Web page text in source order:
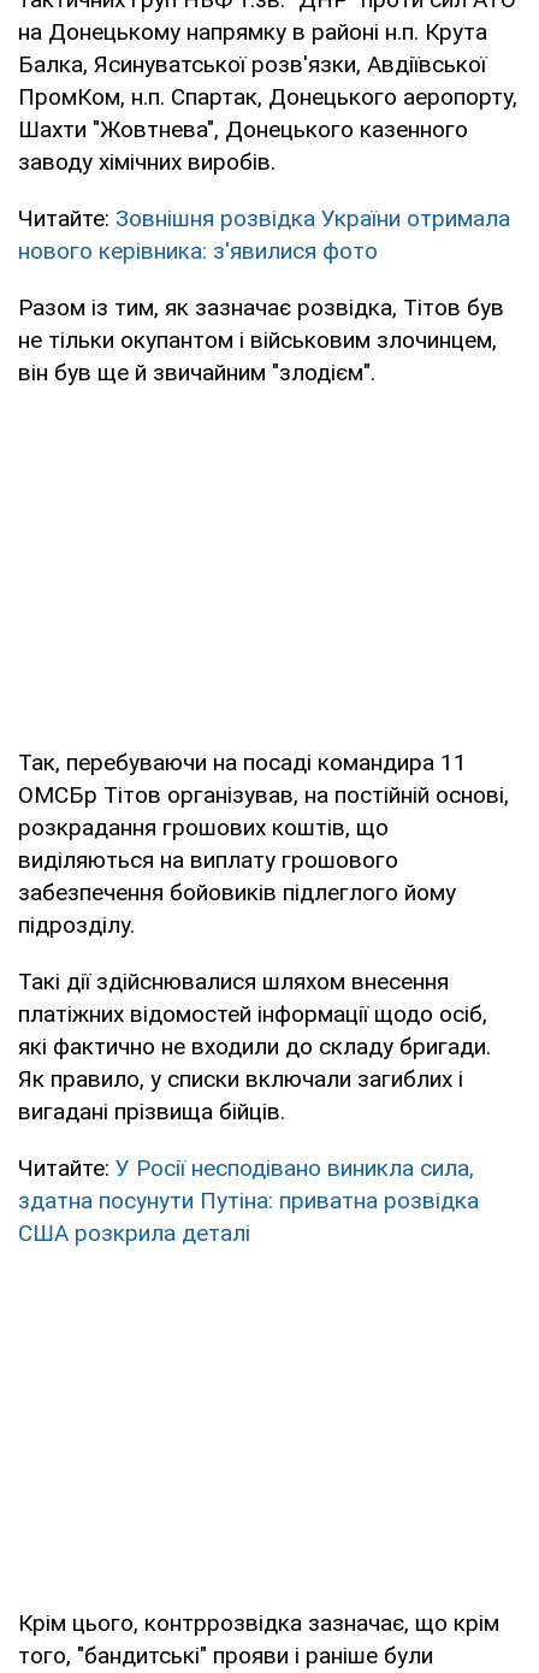
на Донецькому напрямку в районі н.п. Крута
Балка, Ясинуватської розв'язки, Авдіївської
ПромКом, н.п. Спартак, Донецького аеропорту,
Шахти "Жовтнева", Донецького казенного
заводу хімічних виробів.
Читайте: Зовнішня розвідка України отримала
нового керівника: з'явилися фото
Разом із тим, як зазначає розвідка, Тітов був
не тільки окупантом і військовим злочинцем,
він був ще й звичайним "злодієм".
Так, перебуваючи на посаді командира 11
ОМСБр Тітов організував, на постійній основі,
розкрадання грошових коштів, що
виділяються на виплату грошового
забезпечення бойовиків підлеглого йому
підрозділу.
Такі дії здійснювалися шляхом внесення
платіжних відомостей інформації щодо осіб,
які фактично не входили до складу бригади.
Як правило, у списки включали загиблих і
вигадані прізвища бійців.
Читайте: У Росії несподівано виникла сила,
здатна посунути Путіна: приватна розвідка
США розкрила деталі
Крім цього, контррозвідка зазначає, що крім
того, "бандитські" прояви і раніше були